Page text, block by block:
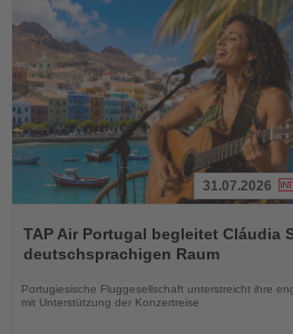
Sie
die
31.07.2026
TAP Air Portugal begleitet Cláudia
deutschsprachigen Raum
Portugiesische Fluggesellschaft unterstreicht ihre
mit Unterstützung der Konzertreise